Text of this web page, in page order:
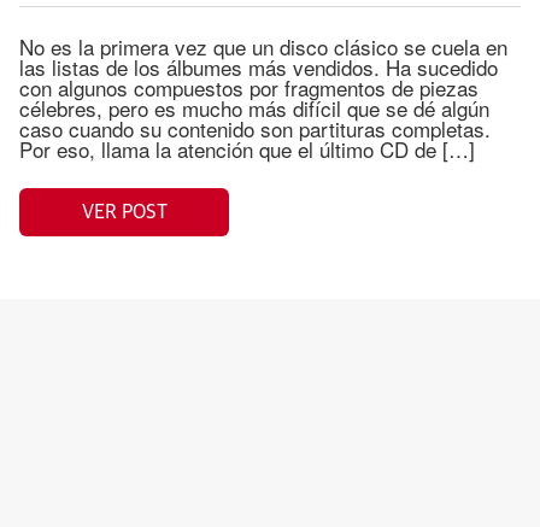
No es la primera vez que un disco clásico se cuela en
las listas de los álbumes más vendidos. Ha sucedido
con algunos compuestos por fragmentos de piezas
célebres, pero es mucho más difícil que se dé algún
caso cuando su contenido son partituras completas.
Por eso, llama la atención que el último CD de […]
VER POST